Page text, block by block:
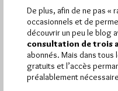
Quels
De plus, afin de ne pas «
occasionnels et de
découvrir un peu le blog
consultation de trois
abonnés. Mais dans
gratuits et l’accès
préalablement